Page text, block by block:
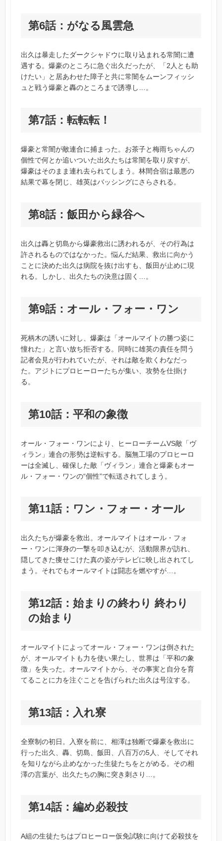
第6話：がなる風雲急
出久は暴走したダークシャドウに取り込まれる常闇に遭
遇する。爆豪のところに急ぐ出久だったが、「2人とも助
けたい」と居あわせた障子と共に常闇をムーンフィッシ
ュと戦う爆豪と轟のところまで誘導し…。
第7話：転転転！
爆豪と常闇が敵連合に捕まった。お茶子と梅雨ちゃんの
個性で何とか追いついた出久たちは常闇を取り戻すが、
爆豪はそのまま連れ去られてしまう。林間合宿は最悪の
結果で幕を閉じ、雄英はバッシングにさらされる。
第8話：飯田から緑谷へ
出久は轟と切島から爆豪救出に誘われるが、その行為は
許されるものではなかった。悩んだ結果、救出に向かう
ことに決めた出久は病院を抜け出すも、飯田が止めに現
れる。しかし、出久たちの決意は固く…。
第9話：オール・フォー・ワン
死柄木の誘いに対し、爆豪は「オールマイトの勝つ姿に
憧れた」と言い放ち拒否する。同時に雄英の責任を問う
記者会見が行われていたが、それは敵を欺くわなだっ
た。アジトにプロヒーローたちが集い、攻勢を仕掛け
る。
第10話：平和の象徴
オール・フォー・ワンにより、ヒーローチームVS敵「ヴ
ィラン」連合の形勢は逆転する。脳無工場のプロヒーロ
ーは全滅し、確保した敵「ヴィラン」連合と爆豪もオー
ル・フォー・ワンの“個性”で転送されてしまう。
第11話：ワン・フォー・オール
出久たちが爆豪を救出。オールマイトはオール・フォ
ー・ワンに渾身の一撃を叩き込むが、活動限界が訪れ、
隠してきた痩せこけた真の姿がテレビに映し出されてし
まう。それでもオールマイトは闘志を燃やすが…。
第12話：始まりの終わり 終わり
の始まり
オールマイトによってオール・フォー・ワンは倒された
が、オールマイトも力を使い果たし、世界は「平和の象
徴」を失った。オールマイトから、その事実と自分を育
てることに力を注ぐことを告げられた出久は号泣する。
第13話：入れ寮
全寮制の初日。入寮を前に、相澤は独断で爆豪を救出に
行った出久、轟、切島、飯田、八百万の5人、そしてそれ
を知りながら止めなかった生徒たちをとがめる。その相
澤の言葉が、出久たちの胸に突き刺さり…。
第14話：編め必殺技
A組の生徒たちはプロヒーロー仮免試験に向けて必殺技を